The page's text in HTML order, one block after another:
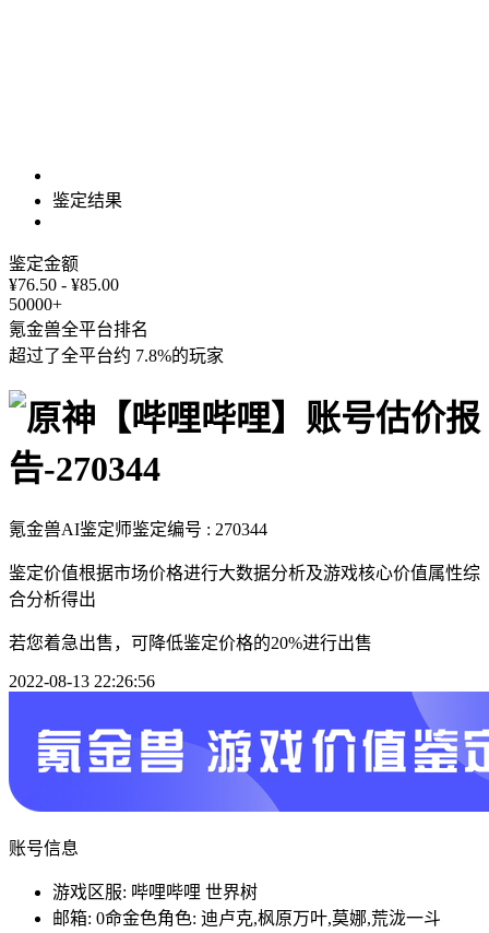
鉴定结果
鉴定金额
¥76.50 - ¥85.00
50000+
氪金兽全平台排名
超过了全平台约 7.8%的玩家
氪金兽AI鉴定师鉴定编号 : 270344
鉴定价值根据市场价格进行大数据分析及游戏核心价值属性综
合分析得出
若您着急出售，可降低鉴定价格的20%进行出售
2022-08-13 22:26:56
账号信息
游戏区服: 哔哩哔哩 世界树
邮箱: 0命金色角色: 迪卢克,枫原万叶,莫娜,荒泷一斗